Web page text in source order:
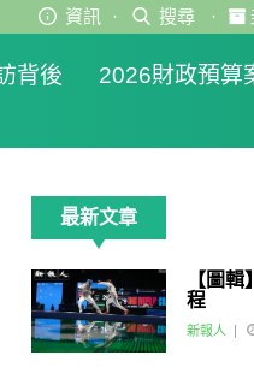
資訊 · 搜尋 ·
背後 2026財政預算
最新文章
【圖
程
新報人